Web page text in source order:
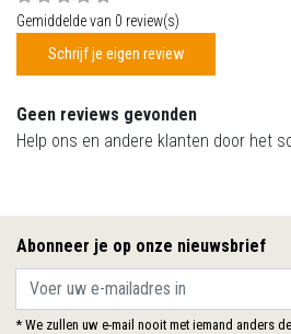
Gemiddelde van 0 review(s)
Schrijf je eigen review
Geen reviews gevonden
Help ons en andere klanten door het
Abonneer je op onze nieuwsbrief
* We zullen uw e-mail nooit met iemand anders